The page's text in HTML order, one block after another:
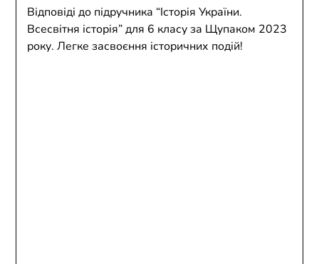
Відповіді до підручника “Історія України.
Всесвітня історія” для 6 класу за Щупаком 2023
року. Легке засвоєння історичних подій!